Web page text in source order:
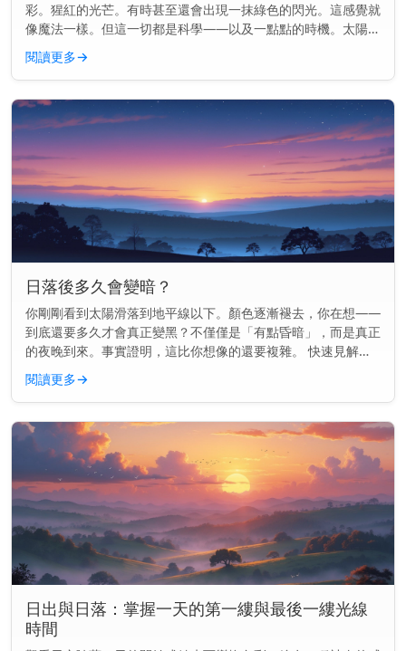
彩。猩紅的光芒。有時甚至還會出現一抹綠色的閃光。這感覺就
像魔法一樣。但這一切都是科學——以及一點點的時機。太陽可
能正在落下，但物理學才剛剛開始。 快速見解： 日落的顏色是
因為陽光穿過地...
閱讀更多→
日落後多久會變暗？
你剛剛看到太陽滑落到地平線以下。顏色逐漸褪去，你在想——
到底還要多久才會真正變黑？不僅僅是「有點昏暗」，而是真正
的夜晚到來。事實證明，這比你想像的還要複雜。 快速見解：
通常在日落後70到100分鐘內會完全變黑，這取決於你的地點和
季節。 為...
閱讀更多→
日出與日落：掌握一天的第一縷與最後一縷光線
時間